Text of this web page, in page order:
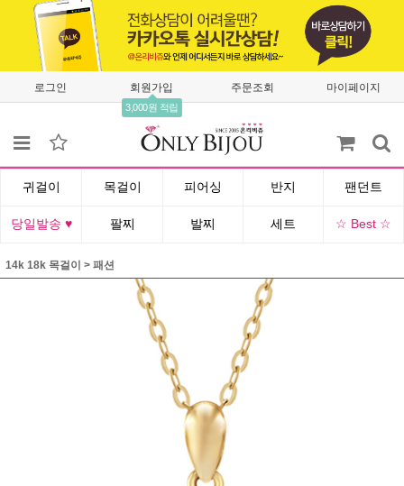
로그인 회원가입
3,000원 적립
주문조회 마이페이지
귀걸이 목걸이 피어싱 반지 팬던트
당일발송 ♥ 팔찌 발찌 세트 ☆ Best ☆
14k 18k 목걸이 > 패션